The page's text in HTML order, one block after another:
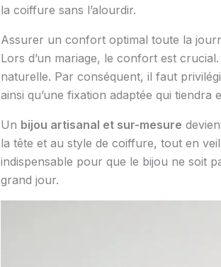
la coiffure sans l’alourdir.
Assurer un confort optimal toute la
Lors d’un mariage, le confort est
naturelle. Par conséquent, il faut
ainsi qu’une fixation adaptée qui
Un bijou artisanal et sur-mesure
la tête et au style de coiffure, tout en
indispensable pour que le bijou ne soit
grand jour.